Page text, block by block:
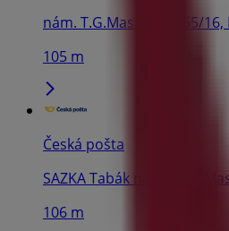
nám. T.G.Masaryka 555/
105 m
Česká pošta
SAZKA Tabák nám. T. G.
106 m